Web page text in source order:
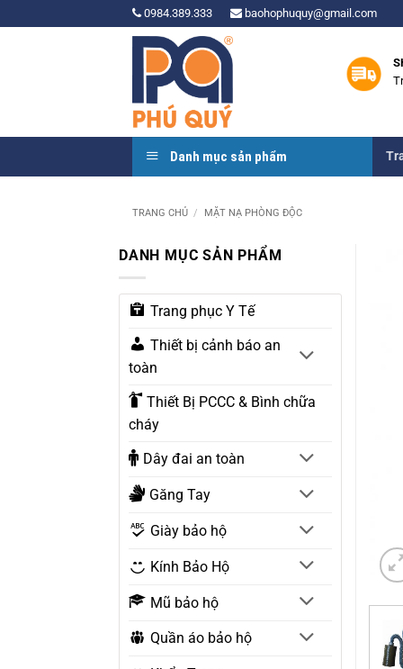
qua
0984.389.333 baohophuquy@gmail.com
Danh mục sản phẩm
TRANG CHỦ / MẶT NẠ PHÒNG ĐỘC
DANH MỤC SẢN PHẨM
Trang phục Y Tế
Thiết bị cảnh báo an
toàn
Thiết Bị PCCC & Bình chữa
cháy
Dây đai an toàn
Găng Tay
Giày bảo hộ
Kính Bảo Hộ
Mũ bảo hộ
Quần áo bảo hộ